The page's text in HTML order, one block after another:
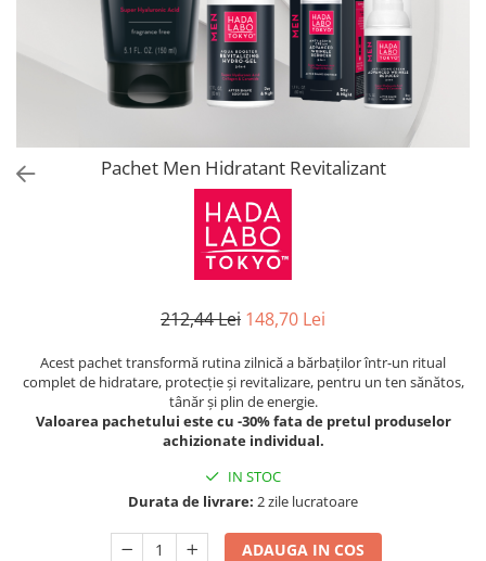
Pachet Men Hidratant Revitalizant
212,44 Lei 148,70 Lei
Acest pachet transformă rutina zilnică a bărbaților într-un ritual
complet de hidratare, protecție și revitalizare, pentru un ten sănătos,
tânăr și plin de energie.
Valoarea pachetului este cu -30% fata de pretul produselor
achizionate individual.
IN STOC
Durata de livrare: 2 zile lucratoare
ADAUGA IN COS